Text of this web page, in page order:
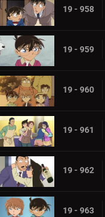
19 - 958
19 - 959
19 - 960
19 - 961
19 - 962
19 - 963